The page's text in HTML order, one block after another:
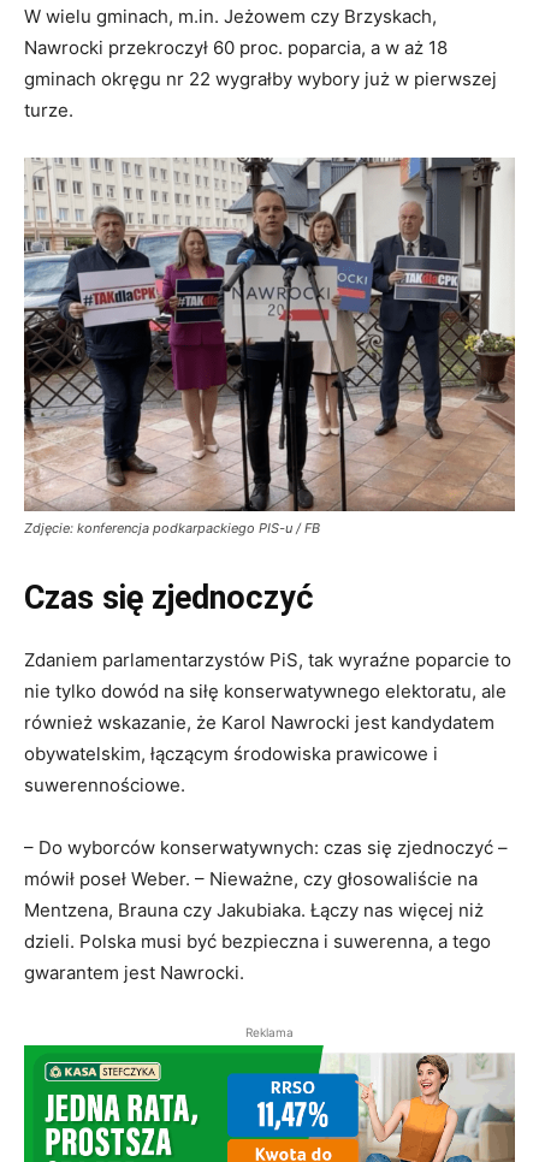
W wielu gminach, m.in. Jeżowem czy Brzyskach,
Nawrocki przekroczył 60 proc. poparcia, a w aż 18
gminach okręgu nr 22 wygrałby wybory już w pierwszej
turze.
Zdjęcie: konferencja podkarpackiego PIS-u / FB
Czas się zjednoczyć
Zdaniem parlamentarzystów PiS, tak wyraźne poparcie to
nie tylko dowód na siłę konserwatywnego elektoratu, ale
również wskazanie, że Karol Nawrocki jest kandydatem
obywatelskim, łączącym środowiska prawicowe i
suwerennościowe.
– Do wyborców konserwatywnych: czas się zjednoczyć –
mówił poseł Weber. – Nieważne, czy głosowaliście na
Mentzena, Brauna czy Jakubiaka. Łączy nas więcej niż
dzieli. Polska musi być bezpieczna i suwerenna, a tego
gwarantem jest Nawrocki.
Reklama